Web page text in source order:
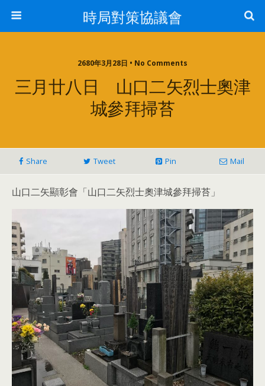
時局對策協議會
2680年3月28日 • No Comments
三月廿八日 山口二矢烈士奧津
城參拜掃苔
Share Tweet Pin Mail
山口二矢顯彰會「山口二矢烈士奧津城參拜掃苔」